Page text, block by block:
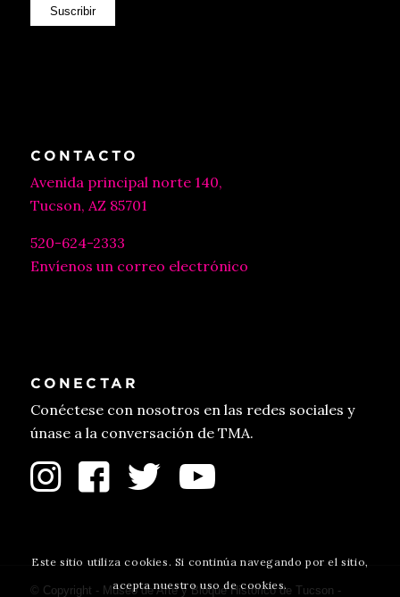
Suscribir
CONTACTO
Avenida principal norte 140,
Tucson, AZ 85701
520-624-2333
Envíenos un correo electrónico
CONECTAR
Conéctese con nosotros en las redes sociales y
únase a la conversación de TMA.
© Copyright - Museo de Arte y Bloque Histórico de Tucson -
Este sitio utiliza cookies. Si continúa navegando por el sitio,
acepta nuestro uso de cookies.